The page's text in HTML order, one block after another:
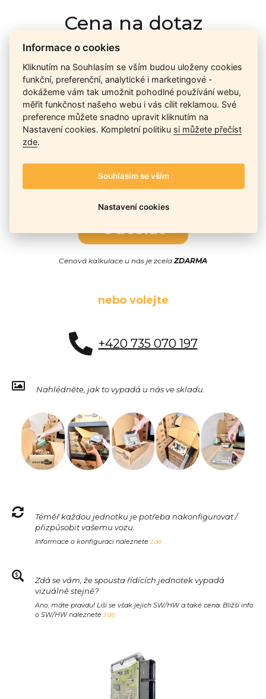
Cena na dotaz
Ceny závisí na množství kusů skladem, dostupnosti náhrad,
výkonnosti a atypičnosti daného modelu. Pokusíme se
nabídnout aktuálněnejlepší cenu, a Vy si vyberete, co je pro
Vás nejvýhodnější.
Telefon / Email
Odeslat
Cenová kalkulace u nás je zcelaZDARMA
nebo volejte
+420 735 070 197
Nahlédněte, jak to vypadá u nás ve skladu.
Téměř každou jednotku je potřeba nakonfigurovat /
přizpůsobit vašemu vozu.
Informace o konfiguraci naleznete zde.
Zdá se vám, že spousta řídících jednotek vypadá
vizuálně stejně?
Ano, máte pravdu! Liší se však jejich SW/HW a také cena. Bližší info
o SW/HW naleznete zde.
Informace o cookies
Kliknutím na Souhlasím se vším budou uloženy cookies
funkční, preferenční, analytické i marketingové -
dokážeme vám tak umožnit pohodlné používání webu,
měřit funkčnost našeho webu i vás cílit reklamou. Své
preference můžete snadno upravit kliknutím na
Nastavení cookies. Kompletní politiku si můžete přečíst
zde.
Souhlasím se vším
Nastavení cookies